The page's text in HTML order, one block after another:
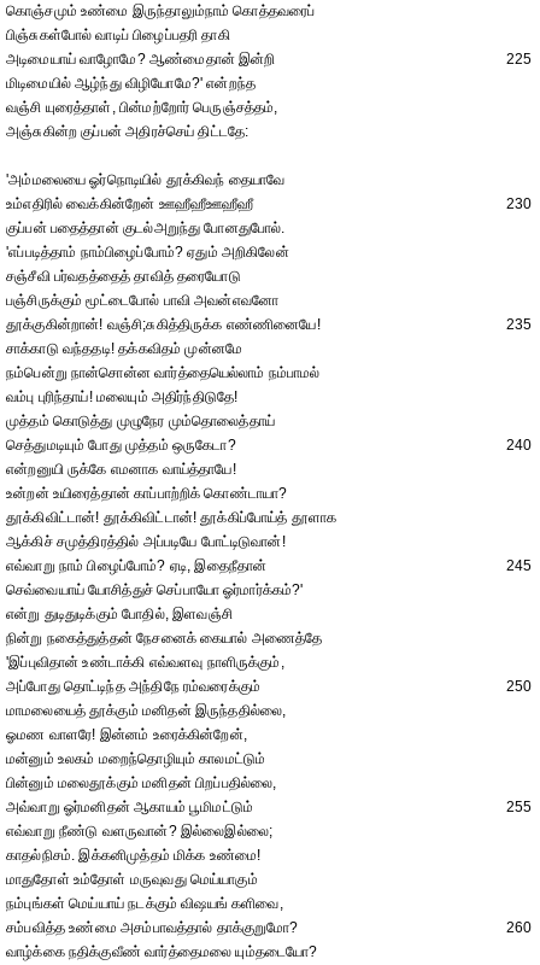
கொஞ்சமும் உண்மை இருந்தாலும்நாம் கொத்தவரைப்
பிஞ்சுகள்போல் வாடிப் பிழைப்பதரி தாகி
அடிமையாய் வாழோமே? ஆண்மைதான் இன்றி
225
மிடிமையில் ஆழ்ந்து விழியோமே?' என்றந்த
வஞ்சி யுரைத்தாள், பின்மற்றோர் பெருஞ்சத்தம்,
அஞ்சுகின்ற குப்பன் அதிரச்செய் திட்டதே:
'அம்மலையை ஓர்நொடியில் தூக்கிவந் தையாவே
உம்எதிரில் வைக்கின்றேன் ஊஹீஹீஊஹீஹீ
230
குப்பன் பதைத்தான் குடல்அறுந்து போனதுபோல்.
'எப்படித்தாம் நாம்பிழைப்போம்? ஏதும் அறிகிலேன்
சஞ்சீவி பர்வதத்தைத் தாவித் தரையோடு
பஞ்சிருக்கும் மூட்டைபோல் பாவி அவன்எவனோ
தூக்குகின்றான்! வஞ்சி;சுகித்திருக்க எண்ணினையே!
235
சாக்காடு வந்ததடி! தக்கவிதம் முன்னமே
நம்பென்று நான்சொன்ன வார்த்தையெல்லாம் நம்பாமல்
வம்பு புரிந்தாய்! மலையும் அதிர்ந்திடுதே!
முத்தம் கொடுத்து முழுநேர மும்தொலைத்தாய்
செத்துமடியும் போது முத்தம் ஒருகேடா?
240
என்றனுயி ருக்கே எமனாக வாய்த்தாயே!
உன்றன் உயிரைத்தான் காப்பாற்றிக் கொண்டாயா?
தூக்கிவிட்டான்! தூக்கிவிட்டான்! தூக்கிப்போய்த் தூளாக
ஆக்கிச் சமுத்திரத்தில் அப்படியே போட்டிடுவான்!
எவ்வாறு நாம் பிழைப்போம்? ஏடி, இதைநீதான்
245
செவ்வையாய் யோசித்துச் செப்பாயோ ஓர்மார்க்கம்?'
என்று துடிதுடிக்கும் போதில், இளவஞ்சி
நின்று நகைத்துத்தன் நேசனைக் கையால் அணைத்தே
'இப்புவிதான் உண்டாக்கி எவ்வளவு நாளிருக்கும்,
அப்போது தொட்டிந்த அந்திநே ரம்வரைக்கும்
250
மாமலையைத் தூக்கும் மனிதன் இருந்ததில்லை,
ஓமண வாளரே! இன்னம் உரைக்கின்றேன்,
மன்னும் உலகம் மறைந்தொழியும் காலமட்டும்
பின்னும் மலைதூக்கும் மனிதன் பிறப்பதில்லை,
அவ்வாறு ஓர்மனிதன் ஆகாயம் பூமிமட்டும்
255
எவ்வாறு நீண்டு வளருவான்? இல்லைஇல்லை;
காதல்நிசம். இக்கனிமுத்தம் மிக்க உண்மை!
மாதுதோள் உம்தோள் மருவுவது மெய்யாகும்
நம்புங்கள் மெய்யாய் நடக்கும் விஷயங் களிவை,
சம்பவித்த உண்மை அசம்பாவத்தால் தாக்குறுமோ?
260
வாழ்க்கை நதிக்குவீண் வார்த்தைமலை யும்தடையோ?